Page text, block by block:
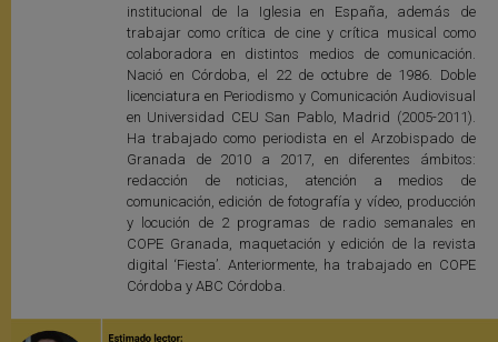
institucional de la Iglesia en España, además de
trabajar como crítica de cine y crítica musical como
colaboradora en distintos medios de comunicación.
Nació en Córdoba, el 22 de octubre de 1986. Doble
licenciatura en Periodismo y Comunicación Audiovisual
en Universidad CEU San Pablo, Madrid (2005-2011).
Ha trabajado como periodista en el Arzobispado de
Granada de 2010 a 2017, en diferentes ámbitos:
redacción de noticias, atención a medios de
comunicación, edición de fotografía y vídeo, producción
y locución de 2 programas de radio semanales en
COPE Granada, maquetación y edición de la revista
digital ‘Fiesta’. Anteriormente, ha trabajado en COPE
Córdoba y ABC Córdoba.